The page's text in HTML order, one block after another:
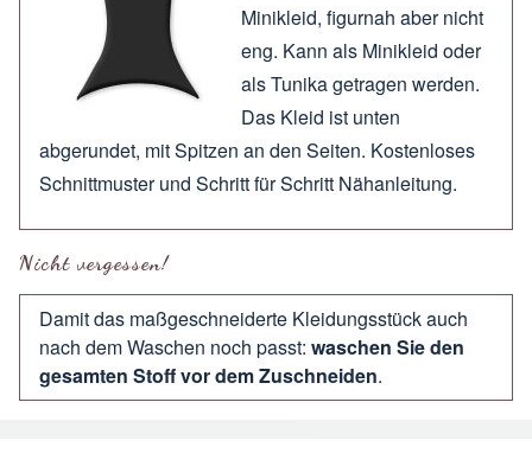
Minikleid, figurnah aber nicht
eng. Kann als Minikleid oder
als Tunika getragen werden.
Das Kleid ist unten
abgerundet, mit Spitzen an den Seiten. Kostenloses
Schnittmuster und Schritt für Schritt Nähanleitung.
Nicht vergessen!
Damit das maßgeschneiderte Kleidungsstück auch
nach dem Waschen noch passt: waschen Sie den
gesamten Stoff vor dem Zuschneiden.